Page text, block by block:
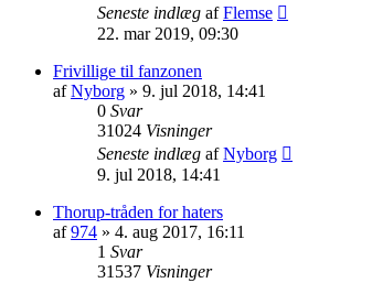
Seneste indlæg afFlemse
22. mar 2019, 09:30
Frivillige til fanzonen
afNyborg » 9. jul 2018, 14:41
0 Svar
31024 Visninger
Seneste indlæg afNyborg
9. jul 2018, 14:41
Thorup-tråden for haters
af974 » 4. aug 2017, 16:11
1 Svar
31537 Visninger